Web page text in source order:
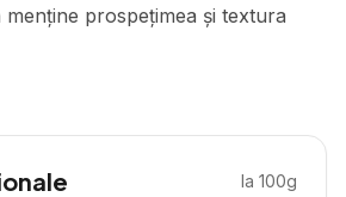
prospețimea și textura
la 100g